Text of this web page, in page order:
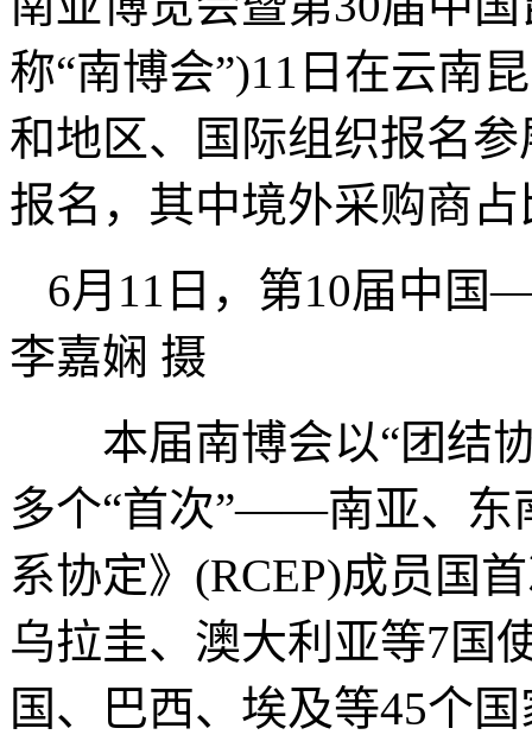
称“南博会”)11日在云南
和地区、国际组织报名
报名，其中境外采购商占
6月11日，第10届中国
李嘉娴 摄
本届南博会以“团结协
多个“首次”——南亚、东
系协定》(RCEP)成员国
乌拉圭、澳大利亚等7国
国、巴西、埃及等45个